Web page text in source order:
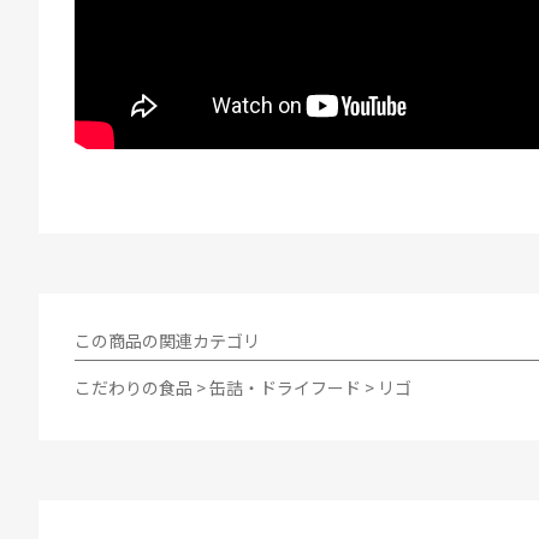
この商品の関連カテゴリ
こだわりの食品 >缶詰・ドライフード > リゴ